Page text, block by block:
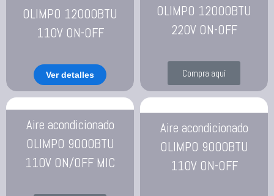
OLIMPO 12000BTU
110V ON-OFF
Ver detalles
OLIMPO 12000BTU
220V ON-OFF
Compra aquí
Aire acondicionado
OLIMPO 9000BTU
110V ON/OFF MIC
Aire acondicionado
OLIMPO 9000BTU
110V ON-OFF